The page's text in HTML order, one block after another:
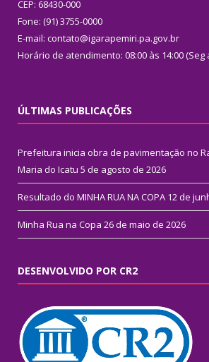
CEP: 68430-000
Fone: (91) 3755-0000
E-mail: contato@igarapemiri.pa.gov.br
Horário de atendimento: 08:00 às 14:00 (Seg
ÚLTIMAS PUBLICAÇÕES
Prefeitura inicia obra de pavimentação no
Maria do Icatu 5 de agosto de 2026
Resultado do MINHA RUA NA COPA 12 de
Minha Rua na Copa 26 de maio de 2026
DESENVOLVIDO POR CR2